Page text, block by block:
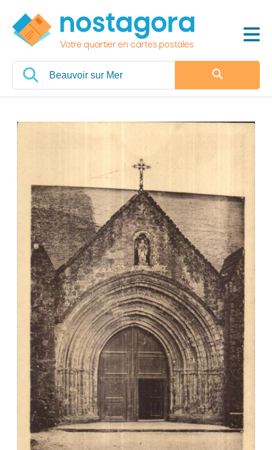
Votre quartier en cartes postales